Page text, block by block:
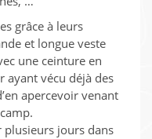
grâce à leurs
et longue veste
une ceinture en
ayant vécu déjà des
apercevoir venant
plusieurs jours dans